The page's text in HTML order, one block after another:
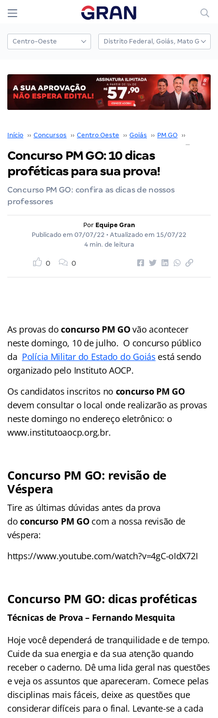
Início ›› Concursos ›› Centro Oeste ›› Goiás ›› PM GO ››
Concurso PM GO: 10 dicas
proféticas para sua prova!
Concurso PM GO: confira as dicas de nossos
professores
Por Equipe Gran
Publicado em 07/07/22 • Atualizado em 15/07/22
4 min. de leitura
0 0
As provas do concurso PM GOvão acontecer
neste domingo, 10 de julho. O concurso público
da Polícia Militar do Estado do Goiás está sendo
organizado pelo Instituto AOCP.
Os candidatos inscritos no concurso PM GO
devem consultar o local onde realizarão as provas
neste domingo no endereço eletrônico: o
www.institutoaocp.org.br.
Concurso PM GO: revisão de
Véspera
Tire as últimas dúvidas antes da prova
doconcurso PM GOcom a nossa revisão de
véspera:
https://www.youtube.com/watch?v=4gC-oIdX72I
Concurso PM GO: dicas proféticas
Técnicas de Prova – Fernando Mesquita
Hoje você dependerá de tranquilidade e de tempo.
Cuide da sua energia e da sua atenção quando
receber o caderno. Dê uma lida geral nas questões
e veja os assuntos que apareceram. Comece pelas
disciplinas mais fáceis, deixe as questões que
considerar difíceis para o final. Levante-se a cada